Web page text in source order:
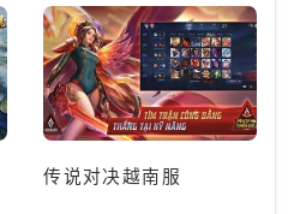
传说对决越南服